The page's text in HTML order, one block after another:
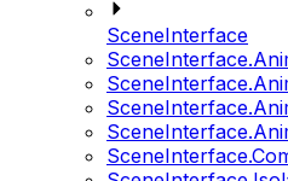
SceneInterface